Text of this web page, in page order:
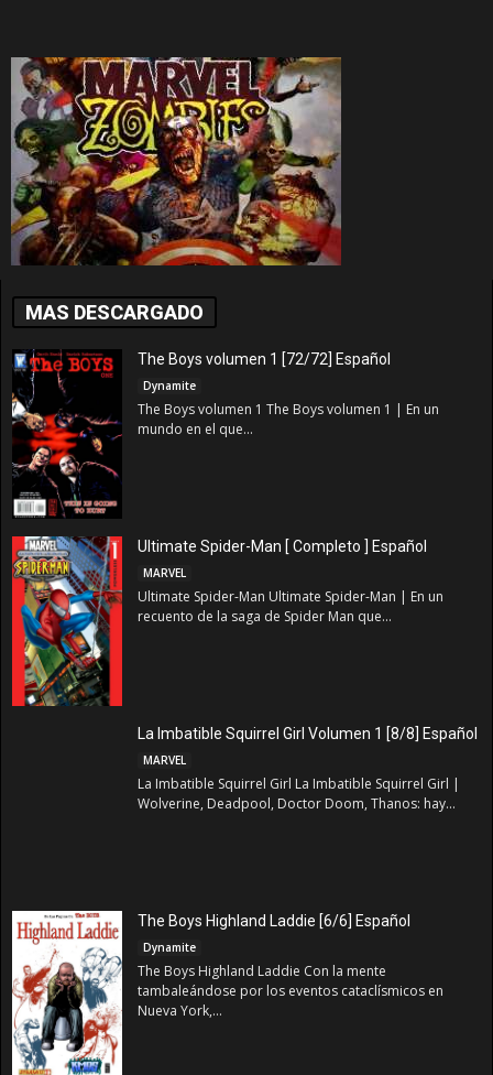
MAS DESCARGADO
The Boys volumen 1 [72/72] Español
Dynamite
The Boys volumen 1 The Boys volumen 1 | En un
mundo en el que...
Ultimate Spider-Man [ Completo ] Español
MARVEL
Ultimate Spider-Man Ultimate Spider-Man | En un
recuento de la saga de Spider Man que...
La Imbatible Squirrel Girl Volumen 1 [8/8] Español
MARVEL
La Imbatible Squirrel Girl La Imbatible Squirrel Girl |
Wolverine, Deadpool, Doctor Doom, Thanos: hay...
The Boys Highland Laddie [6/6] Español
Dynamite
The Boys Highland Laddie Con la mente
tambaleándose por los eventos cataclísmicos en
Nueva York,...